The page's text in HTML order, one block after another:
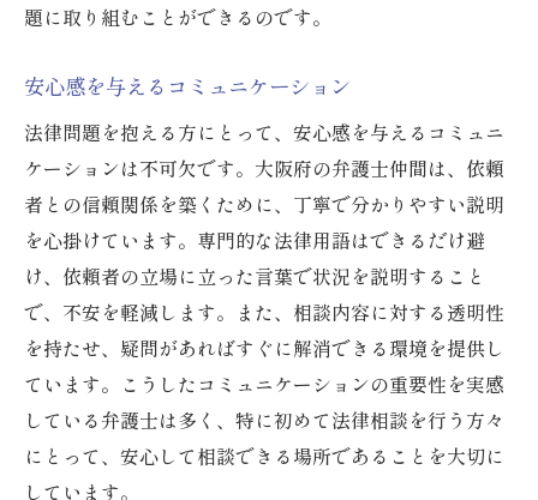
題に取り組むことができるのです。
安心感を与えるコミュニケーション
法律問題を抱える方にとって、安心感を与えるコミュニ
ケーションは不可欠です。大阪府の弁護士仲間は、依頼
者との信頼関係を築くために、丁寧で分かりやすい説明
を心掛けています。専門的な法律用語はできるだけ避
け、依頼者の立場に立った言葉で状況を説明すること
で、不安を軽減します。また、相談内容に対する透明性
を持たせ、疑問があればすぐに解消できる環境を提供し
ています。こうしたコミュニケーションの重要性を実感
している弁護士は多く、特に初めて法律相談を行う方々
にとって、安心して相談できる場所であることを大切に
しています。